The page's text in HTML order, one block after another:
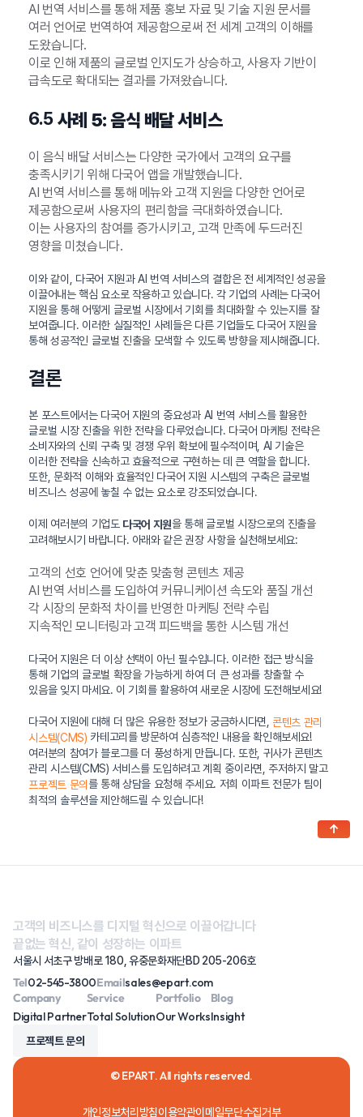
AI 번역 서비스를 통해 제품 홍보 자료 및 기술 지원 문서를
여러 언어로 번역하여 제공함으로써 전 세계 고객의 이해를
도왔습니다.
이로 인해 제품의 글로벌 인지도가 상승하고, 사용자 기반이
급속도로 확대되는 결과를 가져왔습니다.
6.5사례 5: 음식 배달 서비스
이 음식 배달 서비스는 다양한 국가에서 고객의 요구를
충족시키기 위해 다국어 앱을 개발했습니다.
AI 번역 서비스를 통해 메뉴와 고객 지원을 다양한 언어로
제공함으로써 사용자의 편리함을 극대화하였습니다.
이는 사용자의 참여를 증가시키고, 고객 만족에 두드러진
영향을 미쳤습니다.
이와 같이, 다국어 지원과 AI 번역 서비스의 결합은 전 세계적인 성공을
이끌어내는 핵심 요소로 작용하고 있습니다. 각 기업의 사례는 다국어
지원을 통해 어떻게 글로벌 시장에서 기회를 최대화할 수 있는지를 잘
보여줍니다. 이러한 실질적인 사례들은 다른 기업들도 다국어 지원을
통해 성공적인 글로벌 진출을 모색할 수 있도록 방향을 제시해줍니다.
결론
본 포스트에서는 다국어 지원의 중요성과 AI 번역 서비스를 활용한
글로벌 시장 진출을 위한 전략을 다루었습니다. 다국어 마케팅 전략은
소비자와의 신뢰 구축 및 경쟁 우위 확보에 필수적이며, AI 기술은
이러한 전략을 신속하고 효율적으로 구현하는 데 큰 역할을 합니다.
또한, 문화적 이해와 효율적인 다국어 지원 시스템의 구축은 글로벌
비즈니스 성공에 놓칠 수 없는 요소로 강조되었습니다.
이제 여러분의 기업도 다국어 지원을 통해 글로벌 시장으로의 진출을
고려해보시기 바랍니다. 아래와 같은 권장 사항을 실천해보세요:
고객의 선호 언어에 맞춘 맞춤형 콘텐츠 제공
AI 번역 서비스를 도입하여 커뮤니케이션 속도와 품질 개선
각 시장의 문화적 차이를 반영한 마케팅 전략 수립
지속적인 모니터링과 고객 피드백을 통한 시스템 개선
다국어 지원은 더 이상 선택이 아닌 필수입니다. 이러한 접근 방식을
통해 기업의 글로벌 확장을 가능하게 하여 더 큰 성과를 창출할 수
있음을 잊지 마세요. 이 기회를 활용하여 새로운 시장에 도전해보세요!
다국어 지원에 대해 더 많은 유용한 정보가 궁금하시다면, 콘텐츠 관리
시스템(CMS) 카테고리를 방문하여 심층적인 내용을 확인해보세요!
여러분의 참여가 블로그를 더 풍성하게 만듭니다. 또한, 귀사가 콘텐츠
관리 시스템(CMS) 서비스를 도입하려고 계획 중이라면, 주저하지 말고
프로젝트 문의 를 통해 상담을 요청해 주세요. 저희 이파트 전문가 팀이
최적의 솔루션을 제안해드릴 수 있습니다!
고객의 비즈니스를 디지털 혁신으로 이끌어갑니다
끝없는 혁신, 같이 성장하는 이파트
서울시 서초구 방배로 180, 유중문화재단BD 205-206호
Tel02-545-3800Emailsales@epart.com
Company
Digital Partner
Service
Total Solution
Portfolio
Our Works
Blog
Insight
프로젝트 문의
© EPART. All rights reserved.
개인정보처리방침이용약관이메일무단수집거부
↑